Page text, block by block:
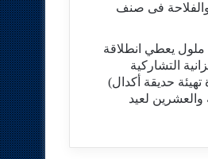
فى صنف
ملول يعطي انطلاقة
التشاركية
حديقة أكدال)
والعشرين لعيد